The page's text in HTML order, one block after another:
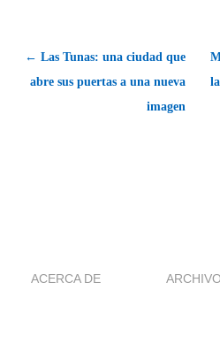
← Las Tunas: una ciudad que
abre sus puertas a una nueva
imagen
ACERCA DE